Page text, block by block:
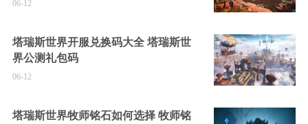
06-12
塔瑞斯世界开服兑换码大全 塔瑞斯世
界公测礼包码
06-12
塔瑞斯世界牧师铭石如何选择 牧师铭